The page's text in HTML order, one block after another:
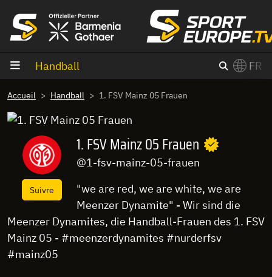
Handball FR
Switch to English?
Accueil Handball 1. FSV Mainz 05 Frauen
Suivre
1. FSV Mainz 05 Frauen
@1-fsv-mainz-05-frauen
"we are red, we are white, we are
Meenzer Dynamite" - Wir sind die
Meenzer Dynamites, die Handball-Frauen des 1. FSV
Mainz 05 - #meenzerdynamites #nurderfsv
#mainz05